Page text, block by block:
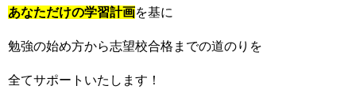
あなただけの学習計画を基に
勉強の始め方から志望校合格までの道のりを
全てサポートいたします！